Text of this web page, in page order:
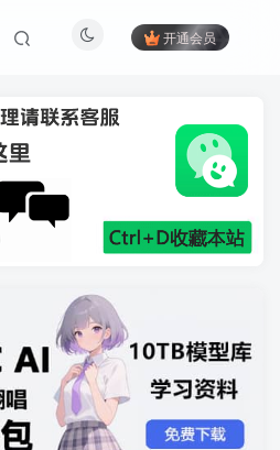
开通会员